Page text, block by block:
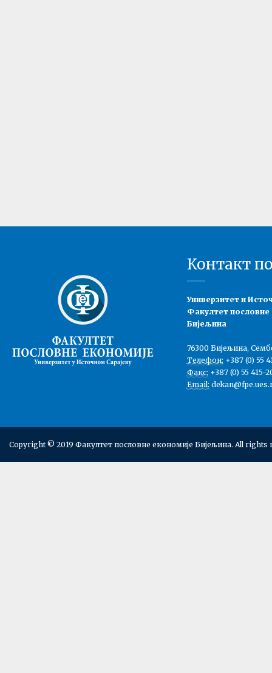
Контакт
Универзитет и
Факултет пословне
Бијељина
76300 Бијељина,
Телефон: +387 (0) 55
Факс: +387 (0) 55 415-
Email:
Copyright © 2019 Факултет пословне економије Бијељина. All rights